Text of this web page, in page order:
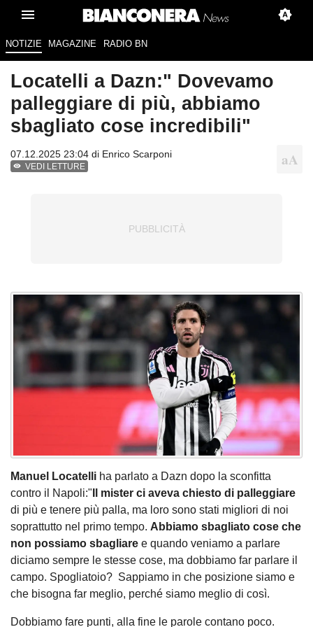
NOTIZIE MAGAZINE RADIO BN
Locatelli a Dazn:" Dovevamo
palleggiare di più, abbiamo
sbagliato cose incredibili"
07.12.2025 23:04 di Enrico Scarponi
VEDI LETTURE
Manuel Locatelli ha parlato a Dazn dopo la sconfitta
contro il Napoli:" Il mister ci aveva chiesto di palleggiare
di più e tenere più palla, ma loro sono stati migliori di noi
soprattutto nel primo tempo. Abbiamo sbagliato cose che
non possiamo sbagliare e quando veniamo a parlare
diciamo sempre le stesse cose, ma dobbiamo far parlare il
campo. Spogliatoio? Sappiamo in che posizione siamo e
che bisogna far meglio, perché siamo meglio di così.
Dobbiamo fare punti, alla fine le parole contano poco.